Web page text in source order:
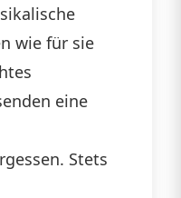
wie für sie
eine
Stets